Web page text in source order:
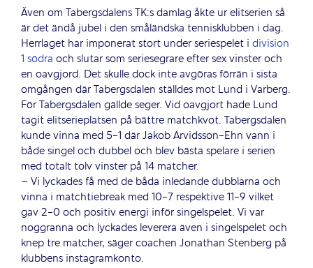
Även om Tabergsdalens TK:s damlag åkte ur elitserien så
är det ändå jubel i den småländska tennisklubben i dag.
Herrlaget har imponerat stort under seriespelet i division
1 södra och slutar som seriesegrare efter sex vinster och
en oavgjord. Det skulle dock inte avgöras förrän i sista
omgången där Tabergsdalen ställdes mot Lund i Varberg.
För Tabergsdalen gällde seger. Vid oavgjort hade Lund
tagit elitserieplatsen på bättre matchkvot. Tabergsdalen
kunde vinna med 5-1 där Jakob Arvidsson-Ehn vann i
både singel och dubbel och blev bästa spelare i serien
med totalt tolv vinster på 14 matcher.
– Vi lyckades få med de båda inledande dubblarna och
vinna i matchtiebreak med 10-7 respektive 11-9 vilket
gav 2-0 och positiv energi inför singelspelet. Vi var
noggranna och lyckades leverera även i singelspelet och
knep tre matcher, säger coachen Jonathan Stenberg på
klubbens instagramkonto.